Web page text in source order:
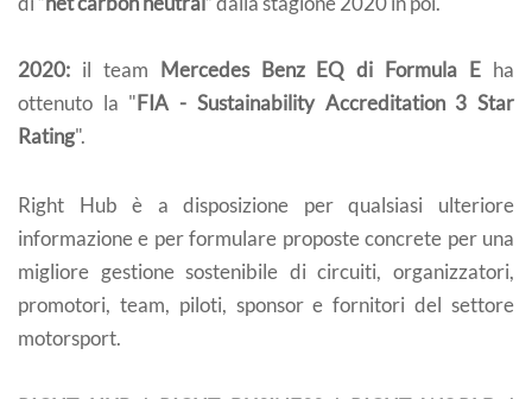
2020: il team Mercedes Benz EQ di Formula E ha
ottenuto la "FIA - Sustainability Accreditation 3 Star
Rating".
Right Hub è a disposizione per qualsiasi ulteriore
informazione e per formulare proposte concrete per una
migliore gestione sostenibile di circuiti, organizzatori,
promotori, team, piloti, sponsor e fornitori del settore
motorsport.